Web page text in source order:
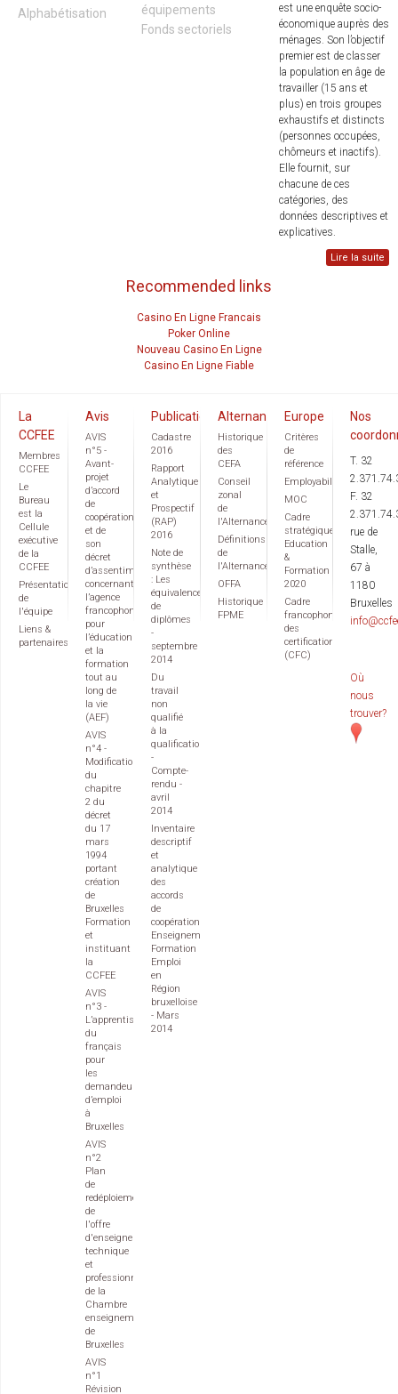
Alphabétisation
équipements
Fonds sectoriels
est une enquête socio-
économique auprès des
ménages. Son l’objectif
premier est de classer
la population en âge de
travailler (15 ans et
plus) en trois groupes
exhaustifs et distincts
(personnes occupées,
chômeurs et inactifs).
Elle fournit, sur
chacune de ces
catégories, des
données descriptives et
explicatives.
Lire la suite
Recommended links
Casino En Ligne Francais
Poker Online
Nouveau Casino En Ligne
Casino En Ligne Fiable
La
CCFEE
Membres
CCFEE
Le
Bureau
est la
Cellule
exécutive
de la
CCFEE
Présentation
de
l'équipe
Liens &
partenaires
Avis
AVIS
n°5 -
Avant-
projet
d’accord
de
coopération
et de
son
décret
d’assentiment
concernant
l’agence
francophone
pour
l’éducation
et la
formation
tout au
long de
la vie
(AEF)
AVIS
n°4 -
Modification
du
chapitre
2 du
décret
du 17
mars
1994
portant
création
de
Bruxelles
Formation
et
instituant
la
CCFEE
AVIS
n°3 -
L’apprentissage
du
français
pour
les
demandeurs
d’emploi
à
Bruxelles
AVIS
n°2
Plan
de
redéploiement
de
l'offre
d'enseignement
technique
et
professionnel
de la
Chambre
enseignement
de
Bruxelles
AVIS
n°1
Révision
Publications
Cadastre
2016
Rapport
Analytique
et
Prospectif
(RAP)
2016
Note de
synthèse
: Les
équivalences
de
diplômes
-
septembre
2014
Du
travail
non
qualifié
à la
qualification
-
Compte-
rendu -
avril
2014
Inventaire
descriptif
et
analytique
des
accords
de
coopération
Enseignement
Formation
Emploi
en
Région
bruxelloise
- Mars
2014
Alternance
Historique
des
CEFA
Conseil
zonal
de
l'Alternance
Définitions
de
l'Alternance
OFFA
Historique
FPME
Europe
Critères
de
référence
Employabilité
MOC
Cadre
stratégique
Education
&
Formation
2020
Cadre
francophone
des
certifications
(CFC)
Nos
T. 32
F. 32
rue de
Stalle,
67 à
1180
Bruxelles
Où
nous
trouver?